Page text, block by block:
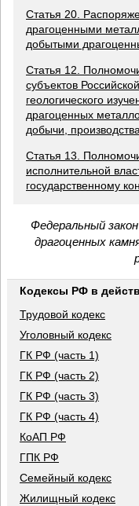
Статья 20.
драгоценными
добытыми
Статья 12.
субъектов
геологического
драгоценных
добычи,
Статья 13.
исполнительной
государственному
Федеральный
драгоценных
Кодексы РФ в
Трудовой кодекс
Уголовный кодекс
ГК РФ (часть 1)
ГК РФ (часть 2)
ГК РФ (часть 3)
ГК РФ (часть 4)
КоАП РФ
ГПК РФ
Семейный кодекс
Жилищный кодекс